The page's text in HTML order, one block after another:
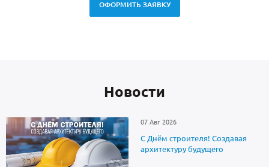
ОФОРМИТЬ ЗАЯВКУ
Новоcти
07 Авг 2026
С Днём строителя! Создавая
архитектуру будущего